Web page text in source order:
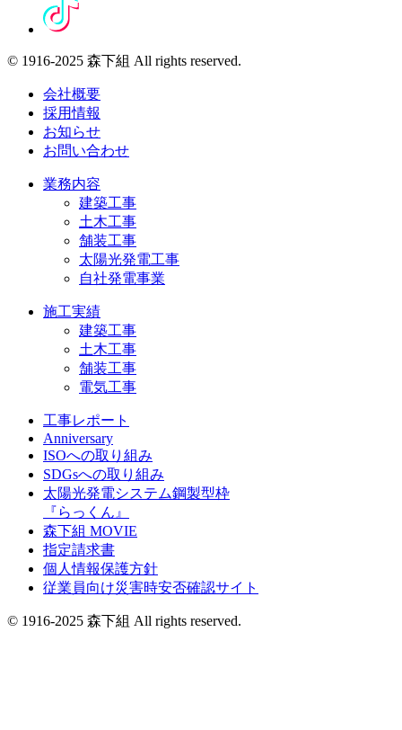
© 1916-2025 森下組 All rights reserved.
会社概要
採用情報
お知らせ
お問い合わせ
業務内容
建築工事
土木工事
舗装工事
太陽光発電工事
自社発電事業
施工実績
建築工事
土木工事
舗装工事
電気工事
工事レポート
Anniversary
ISOへの取り組み
SDGsへの取り組み
太陽光発電システム鋼製型枠
『らっくん』
森下組 MOVIE
指定請求書
個人情報保護方針
従業員向け災害時安否確認サイト
© 1916-2025 森下組 All rights reserved.